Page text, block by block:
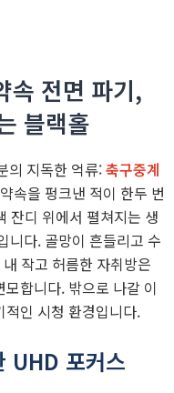
속 전면 파기,
블랙홀
의 지독한 억류:축구중계
속을 펑크낸 적이 한두 번
잔디 위에서 펼쳐지는 생
니다. 골망이 흔들리고 수
작고 허름한 자취방은
합니다. 밖으로 나갈 이
인 시청 환경입니다.
UHD 포커스